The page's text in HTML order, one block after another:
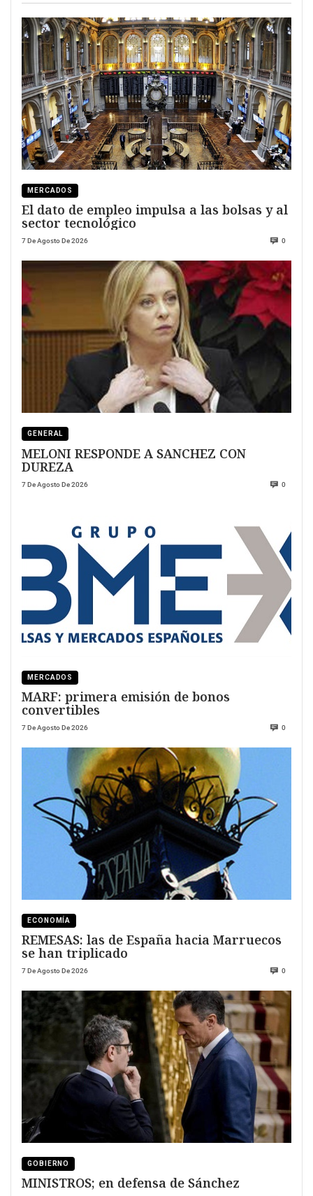
MERCADOS
El dato de empleo impulsa a las bolsas y al
sector tecnológico
7 De Agosto De 2026 0
GENERAL
MELONI RESPONDE A SANCHEZ CON
DUREZA
7 De Agosto De 2026 0
MERCADOS
MARF: primera emisión de bonos
convertibles
7 De Agosto De 2026 0
ECONOMÍA
REMESAS: las de España hacia Marruecos
se han triplicado
7 De Agosto De 2026 0
GOBIERNO
MINISTROS; en defensa de Sánchez